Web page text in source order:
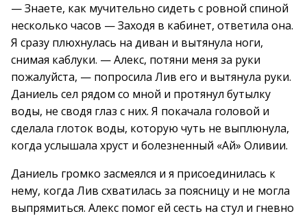
— Знаете, как мучительно сидеть с ровной спиной
несколько часов — Заходя в кабинет, ответила она.
Я сразу плюхнулась на диван и вытянула ноги,
снимая каблуки. — Алекс, потяни меня за руки
пожалуйста, — попросила Лив его и вытянула руки.
Даниель сел рядом со мной и протянул бутылку
воды, не сводя глаз с них. Я покачала головой и
сделала глоток воды, которую чуть не выплюнула,
когда услышала хруст и болезненный «Ай» Оливии.
Даниель громко засмеялся и я присоединилась к
нему, когда Лив схватилась за поясницу и не могла
выпрямиться. Алекс помог ей сесть на стул и гневно